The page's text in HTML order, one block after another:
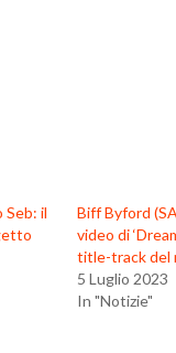
Seb: il
Biff Byford
video di
title-track del
5 Luglio 2023
In "Notizie"